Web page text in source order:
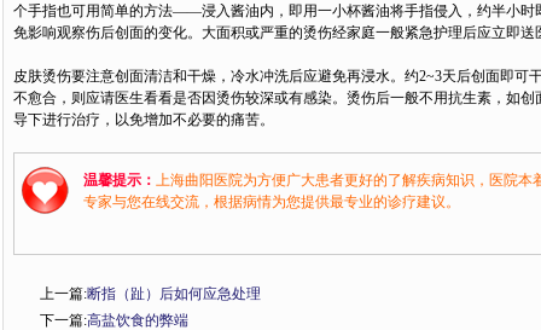
个手指也可用简单的方法——浸入酱油内，即用一小杯酱油将手指侵入，约半小
免影响观察伤后创面的变化。大面积或严重的烫伤经家庭一般紧急护理后应立即送
皮肤烫伤要注意创面清洁和干燥，冷水冲洗后应避免再浸水。约2~3天后创面即
不愈合，则应请医生看看是否因烫伤较深或有感染。烫伤后一般不用抗生素，如
导下进行治疗，以免增加不必要的痛苦。
温馨提示： 上海曲阳医院为方便广大患者更好的了解疾病知识，医院
专家与您在线交流，根据病情为您提供最专业的诊疗建议。
上一篇:断指（趾）后如何应急处理
下一篇:高盐饮食的弊端